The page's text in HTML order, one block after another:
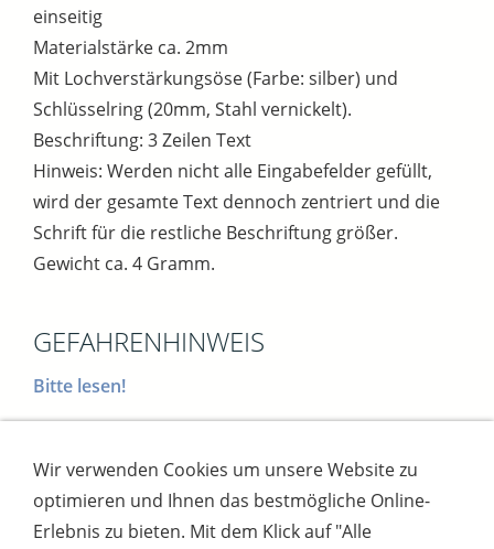
einseitig
Materialstärke ca. 2mm
Mit Lochverstärkungsöse (Farbe: silber) und
Schlüsselring (20mm, Stahl vernickelt).
Beschriftung: 3 Zeilen Text
Hinweis: Werden nicht alle Eingabefelder gefüllt,
wird der gesamte Text dennoch zentriert und die
Schrift für die restliche Beschriftung größer.
Gewicht ca. 4 Gramm.
GEFAHRENHINWEIS
Bitte lesen!
Impressum AGB
Widerrufsbutton
Widerrufsrecht
Online-Streitschlichtung
Datenschutz
Versand
Bezahlsysteme
Wir verwenden Cookies um unsere Website zu
optimieren und Ihnen das bestmögliche Online-
Erlebnis zu bieten. Mit dem Klick auf "Alle